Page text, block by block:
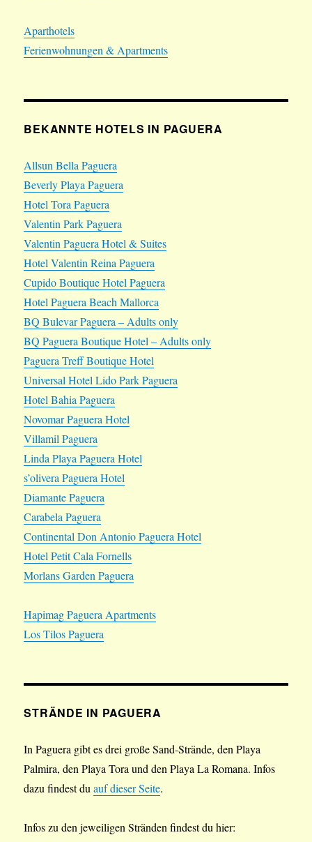
Aparthotels
Ferienwohnungen & Apartments
BEKANNTE HOTELS IN PAGUERA
Allsun Bella Paguera
Beverly Playa Paguera
Hotel Tora Paguera
Valentin Park Paguera
Valentin Paguera Hotel & Suites
Hotel Valentin Reina Paguera
Cupido Boutique Hotel Paguera
Hotel Paguera Beach Mallorca
BQ Bulevar Paguera – Adults only
BQ Paguera Boutique Hotel – Adults only
Paguera Treff Boutique Hotel
Universal Hotel Lido Park Paguera
Hotel Bahia Paguera
Novomar Paguera Hotel
Villamil Paguera
Linda Playa Paguera Hotel
s’olivera Paguera Hotel
Diamante Paguera
Carabela Paguera
Continental Don Antonio Paguera Hotel
Hotel Petit Cala Fornells
Morlans Garden Paguera
Hapimag Paguera Apartments
Los Tilos Paguera
STRÄNDE IN PAGUERA
In Paguera gibt es drei große Sand-Strände, den Playa
Palmira, den Playa Tora und den Playa La Romana. Infos
dazu findest duauf dieser Seite.
Infos zu den jeweiligen Stränden findest du hier: